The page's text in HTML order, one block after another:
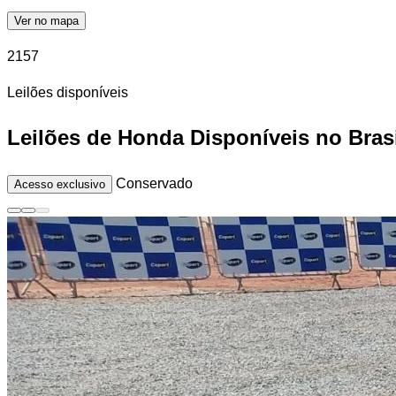
Ver no mapa
2157
Leilões disponíveis
Leilões de Honda Disponíveis no
Acesso exclusivo Conservado